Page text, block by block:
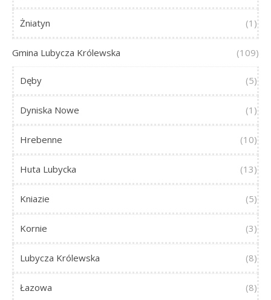
Żniatyn (1)
Gmina Lubycza Królewska (109)
Dęby (5)
Dyniska Nowe (1)
Hrebenne (10)
Huta Lubycka (13)
Kniazie (5)
Kornie (3)
Lubycza Królewska (8)
Łazowa (8)